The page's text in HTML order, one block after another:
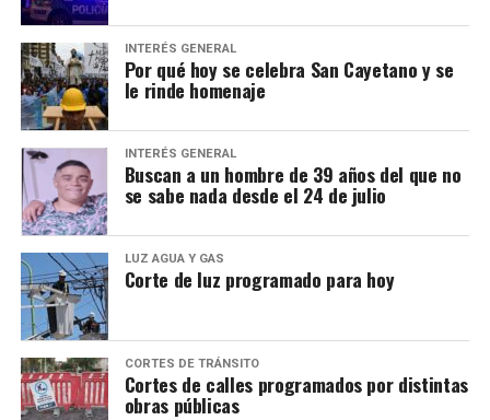
INTERÉS GENERAL
Por qué hoy se celebra San Cayetano y se
le rinde homenaje
INTERÉS GENERAL
Buscan a un hombre de 39 años del que no
se sabe nada desde el 24 de julio
LUZ AGUA Y GAS
Corte de luz programado para hoy
CORTES DE TRÁNSITO
Cortes de calles programados por distintas
obras públicas